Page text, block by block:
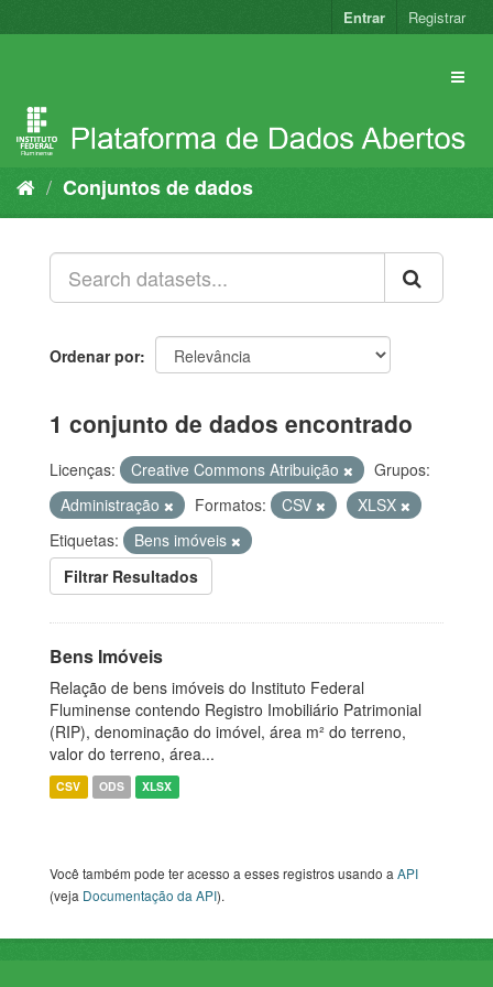
para
Entrar Registrar
Conjuntos de dados
Ordenar por
1 conjunto de dados encontrado
Licenças: Creative Commons Atribuição
Grupos:
Administração
Formatos: CSV
XLSX
Etiquetas:
Bens imóveis
Filtrar Resultados
Bens Imóveis
Relação de bens imóveis do Instituto Federal
Fluminense contendo Registro Imobiliário Patrimonial
(RIP), denominação do imóvel, área m² do terreno,
valor do terreno, área...
CSV ODS XLSX
Você também pode ter acesso a esses registros usando aAPI
(veja Documentação da API).